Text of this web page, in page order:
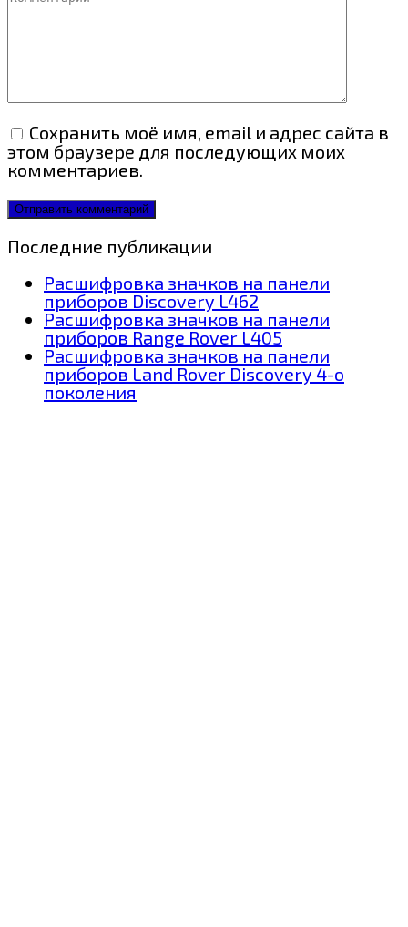
Сохранить моё имя, email и адрес сайта в
этом браузере для последующих моих
комментариев.
Последние публикации
Расшифровка значков на панели
приборов Discovery L462
Расшифровка значков на панели
приборов Range Rover L405
Расшифровка значков на панели
приборов Land Rover Discovery 4-о
поколения